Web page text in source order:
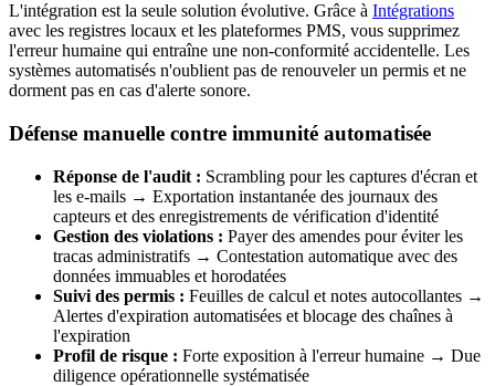
L'intégration est la seule solution évolutive. Grâce à Intégrations
avec les registres locaux et les plateformes PMS, vous supprimez
l'erreur humaine qui entraîne une non-conformité accidentelle. Les
systèmes automatisés n'oublient pas de renouveler un permis et ne
dorment pas en cas d'alerte sonore.
Défense manuelle contre immunité automatisée
Réponse de l'audit : Scrambling pour les captures d'écran et
les e-mails → Exportation instantanée des journaux des
capteurs et des enregistrements de vérification d'identité
Gestion des violations : Payer des amendes pour éviter les
tracas administratifs → Contestation automatique avec des
données immuables et horodatées
Suivi des permis : Feuilles de calcul et notes autocollantes →
Alertes d'expiration automatisées et blocage des chaînes à
l'expiration
Profil de risque : Forte exposition à l'erreur humaine → Due
diligence opérationnelle systématisée